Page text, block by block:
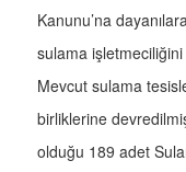
Kanunu’na
sulama
Mevcut sulama
birliklerine
olduğu 189 adet